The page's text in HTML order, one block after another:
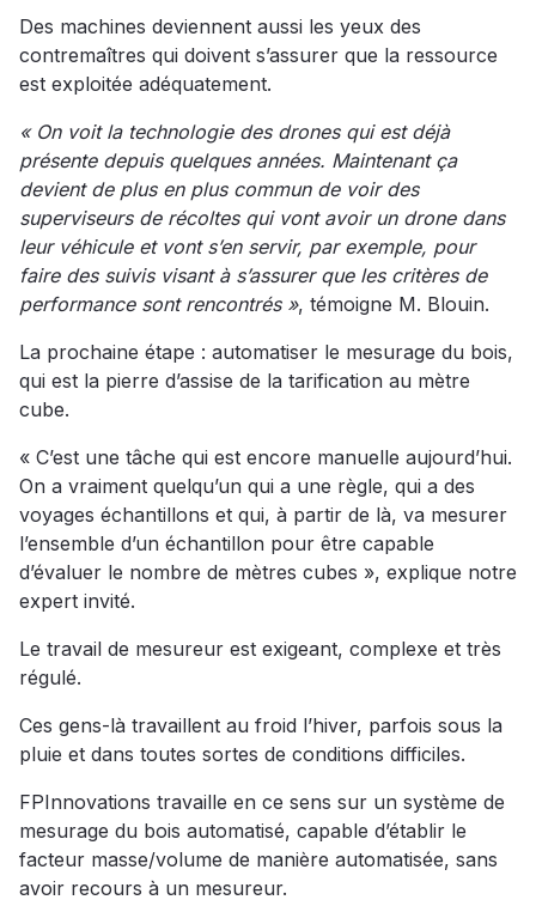
Des machines deviennent aussi les yeux des
contremaîtres qui doivent s’assurer que la ressource
est exploitée adéquatement.
« On voit la technologie des drones qui est déjà
présente depuis quelques années. Maintenant ça
devient de plus en plus commun de voir des
superviseurs de récoltes qui vont avoir un drone dans
leur véhicule et vont s’en servir, par exemple, pour
faire des suivis visant à s’assurer que les critères de
performance sont rencontrés », témoigne M. Blouin.
La prochaine étape : automatiser le mesurage du bois,
qui est la pierre d’assise de la tarification au mètre
cube.
« C’est une tâche qui est encore manuelle aujourd’hui.
On a vraiment quelqu’un qui a une règle, qui a des
voyages échantillons et qui, à partir de là, va mesurer
l’ensemble d’un échantillon pour être capable
d’évaluer le nombre de mètres cubes », explique notre
expert invité.
Le travail de mesureur est exigeant, complexe et très
régulé.
Ces gens-là travaillent au froid l’hiver, parfois sous la
pluie et dans toutes sortes de conditions difficiles.
FPInnovations travaille en ce sens sur un système de
mesurage du bois automatisé, capable d’établir le
facteur masse/volume de manière automatisée, sans
avoir recours à un mesureur.